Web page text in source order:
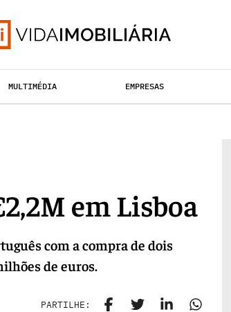
MULTIMÉDIA EMPRESAS
em Lisboa
com a compra de dois
de euros.
PARTILHE: